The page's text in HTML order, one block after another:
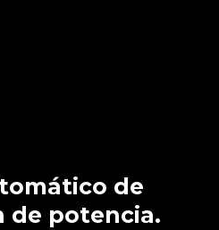
de potencia.